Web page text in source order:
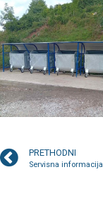
PRETHODNI
Servisna informacija